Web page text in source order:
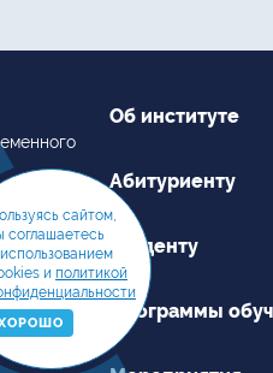
Об институте
Абитуриенту
Студенту
Программы
сайтом,
соглашаетесь
и политикой